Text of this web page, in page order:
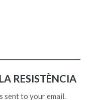
RESISTÈNCIA
sent to your email.